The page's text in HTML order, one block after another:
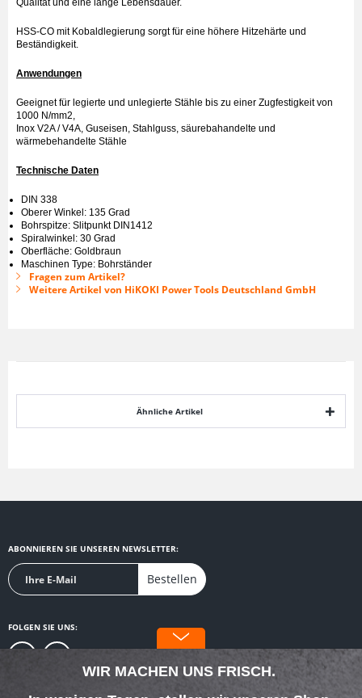
Qualität und eine lange Lebensdauer.
HSS-CO mit Kobaldlegierung sorgt für eine höhere Hitzehärte und
Beständigkeit.
Anwendungen
Geeignet für legierte und unlegierte Stähle bis zu einer Zugfestigkeit von
1000 N/mm2,
Inox V2A / V4A, Guseisen, Stahlguss, säurebahandelte und
wärmebehandelte Stähle
Technische Daten
DIN 338
Oberer Winkel: 135 Grad
Bohrspitze: Slitpunkt DIN1412
Spiralwinkel: 30 Grad
Oberfläche: Goldbraun
Maschinen Type: Bohrständer
Fragen zum Artikel?
Weitere Artikel von HiKOKI Power Tools Deutschland GmbH
Ähnliche Artikel
ABONNIEREN SIE UNSEREN NEWSLETTER:
Bestellen
FOLGEN SIE UNS:
WIR MACHEN UNS FRISCH.